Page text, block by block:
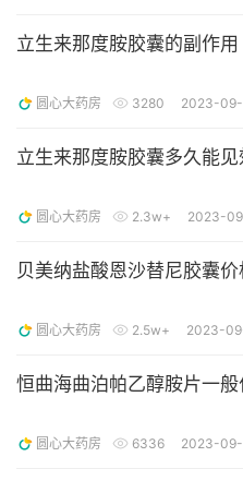
立生来那度胺胶囊的副作用
圆心大药房 3280 2023-
立生来那度胺胶囊多久能见
圆心大药房 2.3w+ 2023-
贝美纳盐酸恩沙替尼胶囊
圆心大药房 2.5w+ 2023-
恒曲海曲泊帕乙醇胺片一
圆心大药房 6336 2023-